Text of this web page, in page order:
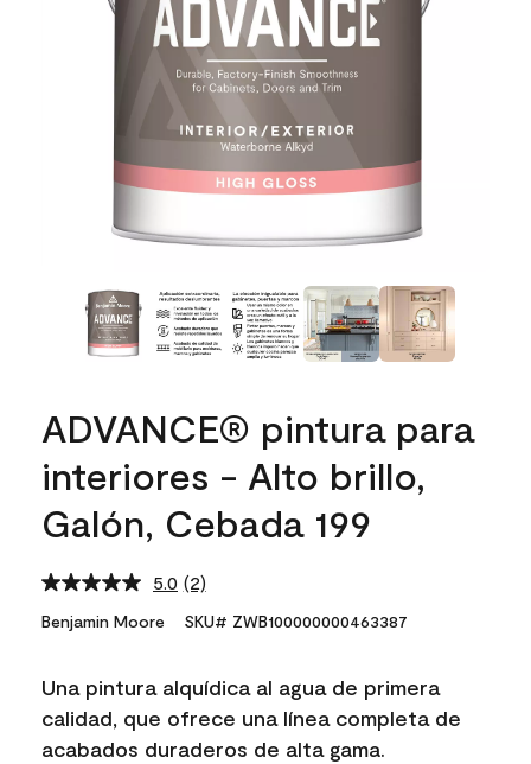
ADVANCE® pintura para
interiores - Alto brillo,
Galón, Cebada 199
5.0 Read
2
Reviews.
link.
(2)
Benjamin Moore SKU# ZWB100000000463387
Una pintura alquídica al agua de primera
calidad, que ofrece una línea completa de
acabados duraderos de alta gama.